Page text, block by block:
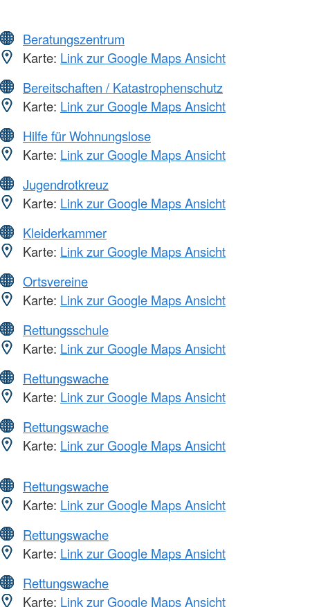
Beratungszentrum
Karte: Link zur Google Maps Ansicht
Bereitschaften / Katastrophenschutz
Karte: Link zur Google Maps Ansicht
Hilfe für Wohnungslose
Karte: Link zur Google Maps Ansicht
Jugendrotkreuz
Karte: Link zur Google Maps Ansicht
Kleiderkammer
Karte: Link zur Google Maps Ansicht
Ortsvereine
Karte: Link zur Google Maps Ansicht
Rettungsschule
Karte: Link zur Google Maps Ansicht
Rettungswache
Karte: Link zur Google Maps Ansicht
Rettungswache
Karte: Link zur Google Maps Ansicht
Rettungswache
Karte: Link zur Google Maps Ansicht
Rettungswache
Karte: Link zur Google Maps Ansicht
Rettungswache
Karte: Link zur Google Maps Ansicht